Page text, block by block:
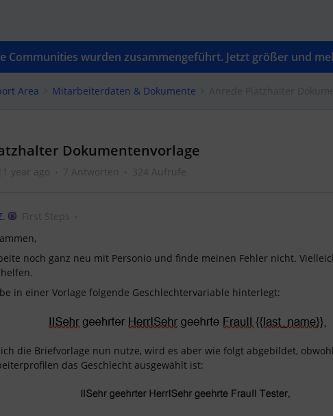
Communities wurden zusammengeführt. Jetzt größer und
Area Mitarbeiterdaten & Dokumente
Dokumentenvorlage
year ago 7 Antworten 324 Aufrufe
First Steps
noch ganz neu mit Personio und finde meinen Fehler nicht.
in einer Vorlage folgende Geschlechtervariable hinterlegt:
die Briefvorlage nun nutze, wird es aber wie folgt abgebildet,
das Geschlecht ausgewählt ist: